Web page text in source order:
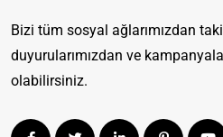
Bizi tüm sosyal ağlarımızdan
duyurularımızdan ve
olabilirsiniz.